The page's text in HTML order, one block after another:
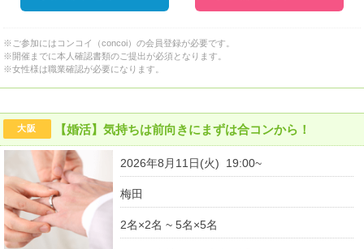
※ご参加にはコンコイ（concoi）の会員登録が必要です。
※開催までに本人確認書類のご提出が必須となります。
※女性様は職業確認が必要になります。
大阪 【婚活】気持ちは前向きにまずは合コンから！
2026年8月11日(火) 19:00~
梅田
2名×2名 ~ 5名×5名